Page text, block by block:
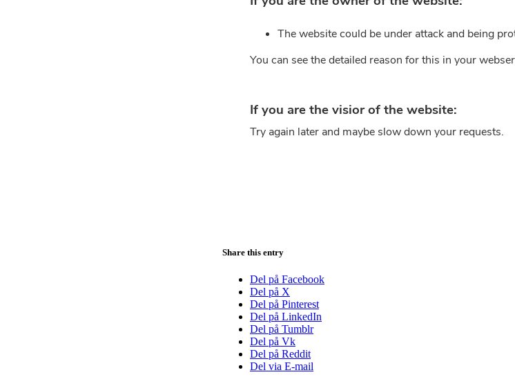
Share this entry
Del på Facebook
Del på X
Del på Pinterest
Del på LinkedIn
Del på Tumblr
Del på Vk
Del på Reddit
Del via E-mail